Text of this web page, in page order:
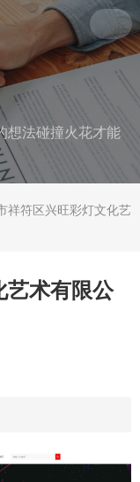
想法碰撞火花才能
祥符区兴旺彩灯文化艺
艺术有限公